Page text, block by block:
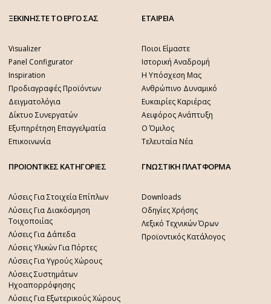
ΞΕΚΙΝΗΣΤΕ ΤΟ ΕΡΓΟ ΣΑΣ
Visualizer
Panel Configurator
Inspiration
Προδιαγραφές Προϊόντων
Δειγματολόγια
Δίκτυο Συνεργατών
Εξυπηρέτηση Επαγγελματία
Επικοινωνία
ΕΤΑΙΡΕΙΑ
Ποιοι Είμαστε
Ιστορική Αναδρομή
Η Υπόσχεση Μας
Ανθρώπινο Δυναμικό
Ευκαιρίες Καριέρας
Αειφόρος Ανάπτυξη
Ο Όμιλος
Τελευταία Νέα
ΠΡΟΙΟΝΤΙΚΕΣ ΚΑΤΗΓΟΡΙΕΣ
Λύσεις Για Στοιχεία Επίπλων
Λύσεις Για Διακόσμηση
Τοιχοποιίας
Λύσεις Για Δάπεδα
Λύσεις Υλικών Για Πόρτες
Λύσεις Για Υγρούς Χώρους
Λύσεις Συστημάτων
Ηχοαπορρόφησης
Λύσεις Για Εξωτερικούς Χώρους
ΓΝΩΣΤΙΚΗ ΠΛΑΤΦΟΡΜΑ
Downloads
Οδηγίες Χρήσης
Λεξικό Τεχνικών Όρων
Προϊοντικός Κατάλογος